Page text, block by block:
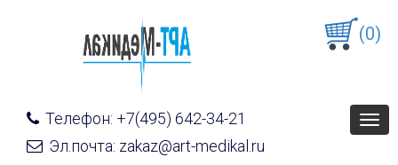
Телефон: +7(495) 642-34-21
Эл.почта: zakaz@art-medikal.ru
(0)